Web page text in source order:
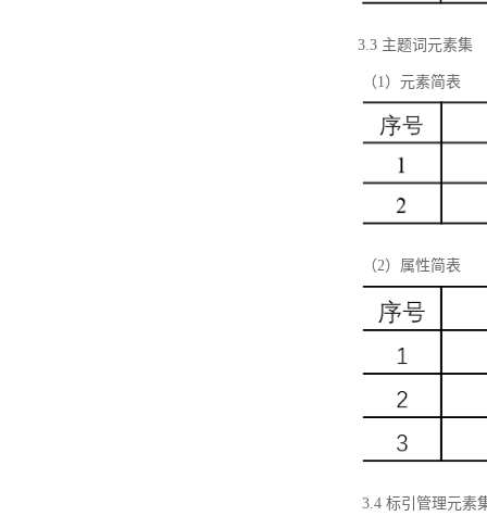
3.3 主题词元素集
（1）元素简表
（2）属性简表
3.4 标引管理元素